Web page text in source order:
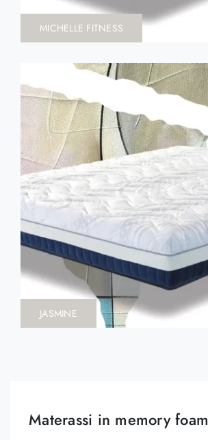
MICHELLE FITNESS
JASMINE
Materassi in memory foam